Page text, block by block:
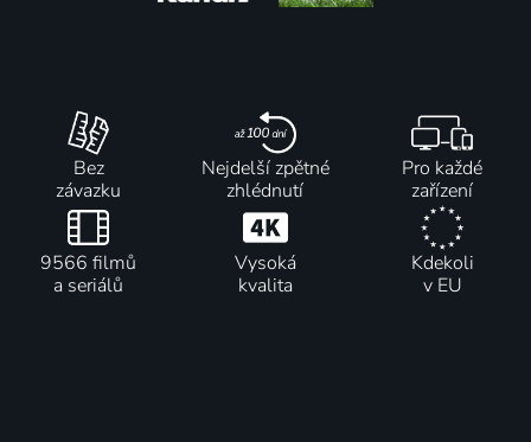
Bez
závazku
Nejdelší zpětné
zhlédnutí
Pro každé
zařízení
9566 filmů
a seriálů
Vysoká
kvalita
Kdekoli
v EU